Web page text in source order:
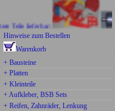
lieferbar:
Hinweise zum Bestellen
Warenkorb
+ Bausteine
+ Platten
+ Kleinteile
+ Aufkleber, BSB Sets
+ Reifen, Zahnräder, Lenkung